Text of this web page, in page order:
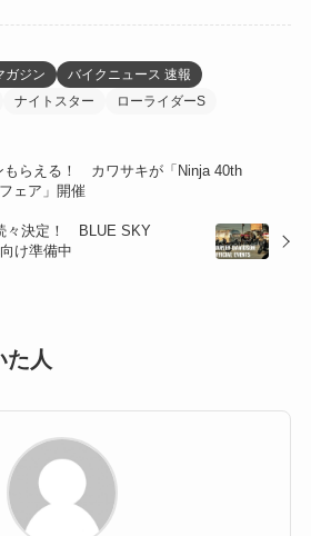
(27) (41)
(4)
(1)
ガジン
バイクニュース 速報
ナイトスター ローライダーS
もらえる！ カワサキが「Ninja 40th
ェア」開催
々決定！ BLUE SKY
け準備中
た人